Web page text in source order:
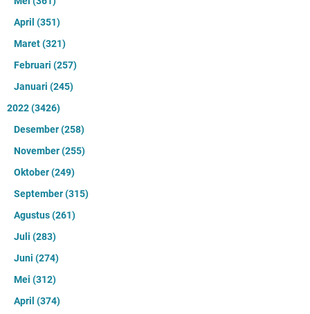
April (351)
Maret(321)
Februari (257)
Januari (245)
2022(3426)
Desember(258)
November(255)
Oktober(249)
September(315)
Agustus(261)
Juli (283)
Juni (274)
Mei (312)
April (374)